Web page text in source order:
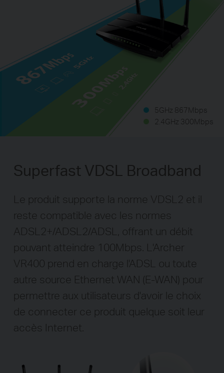
5GHz 867Mbps
2.4GHz 300Mbps
Superfast VDSL Broadband
Le produit supporte la norme VDSL2 et il
reste compatible avec les normes
ADSL2+/ADSL2/ADSL, offrant un débit
pouvant atteindre 100Mbps. L'Archer
VR400 prend en charge l'ADSL ou toute
autre source Ethernet WAN (E-WAN) pour
permettre aux utilisateurs d'avoir le choix
de connecter ce produit quelque soit leur
accès Internet.